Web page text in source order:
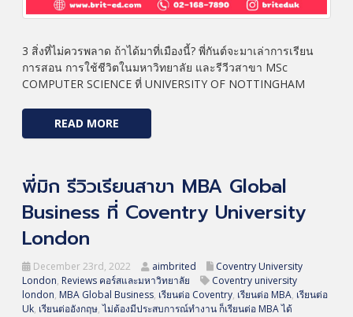
3 สิ่งที่ไม่ควรพลาด ถ้าได้มาที่เมืองนี้? พี่กันต์จะมาเล่าการเรียน
การสอน การใช้ชีวิตในมหาวิทยาลัย และรีวีวสาขา MSc
COMPUTER SCIENCE ที่ UNIVERSITY OF NOTTINGHAM
READ MORE
พี่มิก รีวิวเรียนสาขา MBA Global
Business ที่ Coventry University
London
December 23rd, 2022 aimbrited
Coventry University
London, Reviews คอร์สและมหาวิทยาลัย
Coventry university
london, MBA Global Business, เรียนต่อ Coventry, เรียนต่อ MBA, เรียนต่อ
Uk, เรียนต่ออังกฤษ,ไม่ต้องมีประสบการณ์ทำงาน ก็เรียนต่อ MBA ได้